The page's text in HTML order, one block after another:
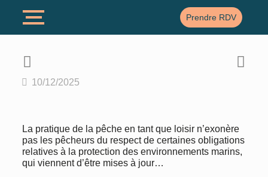
Prendre RDV
10/12/2025
La pratique de la pêche en tant que loisir n’exonère
pas les pêcheurs du respect de certaines obligations
relatives à la protection des environnements marins,
qui viennent d’être mises à jour…